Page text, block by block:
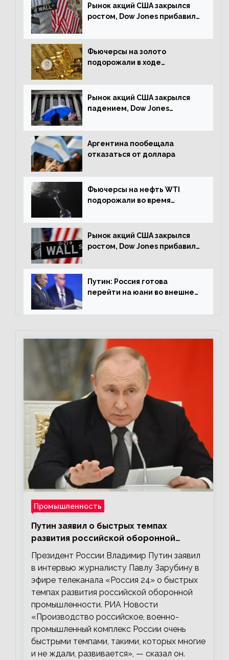
Рынок акций США закрылся
ростом, Dow Jones прибавил
Фьючерсы на золото
подорожали в ходе
Рынок акций США закрылся
падением, Dow Jones
Аргентина пообещала
отказаться от доллара
Фьючерсы на нефть WTI
подорожали во время
Рынок акций США закрылся
ростом, Dow Jones прибавил
Путин: Россия готова
перейти на юани во внешней
Промышленность
Путин заявил о быстрых темпах
развития российской оборонной
промышленности
Президент России Владимир Путин заявил
в интервью журналисту Павлу Зарубину в
эфире телеканала «Россия 24» о быстрых
темпах развития российской оборонной
промышленности. РИА Новости
«Производство российское, военно-
промышленный комплекс России очень
быстрыми темпами, такими, которых многие
и не ждали, развивается», — сказал он.